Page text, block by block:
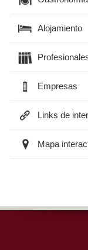
Alojamiento
Empresas
Links de
Mapa